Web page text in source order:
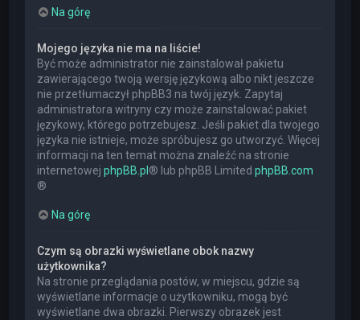
Na górę
Mojego języka nie ma na liście!
Być może administrator nie zainstalował pakietu
zawierającego twoją wersję językową albo nikt jeszcze
nie przetłumaczył phpBB3 na twój język. Zapytaj
administratora witryny czy może zainstalować pakiet
językowy, którego potrzebujesz. Jeśli pakiet dla twojego
języka nie istnieje, może spróbujesz go utworzyć. Więcej
informacji na ten temat można znaleźć na stronie
internetowejphpBB.pl ® lub phpBB LimitedphpBB.com
®
Na górę
Czym są obrazki wyświetlane obok nazwy
użytkownika?
Na stronie przeglądania postów, w miejscu, gdzie są
wyświetlane informacje o użytkowniku, mogą być
wyświetlane dwa obrazki. Pierwszy obrazek jest